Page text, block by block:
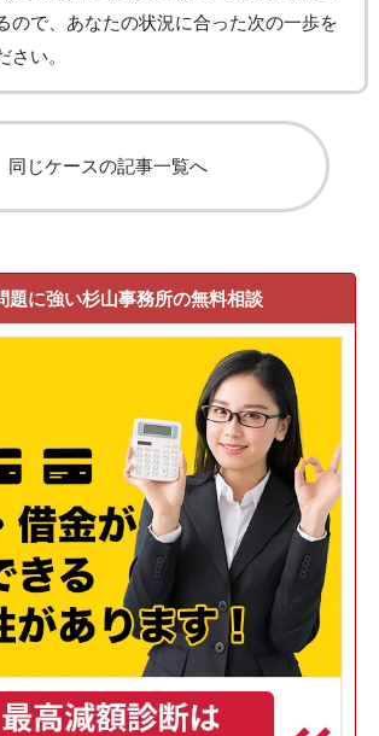
ので、あなたの状況に合った次の一歩を
さい。
同じケースの記事一覧へ
題に強い杉山事務所の無料相談